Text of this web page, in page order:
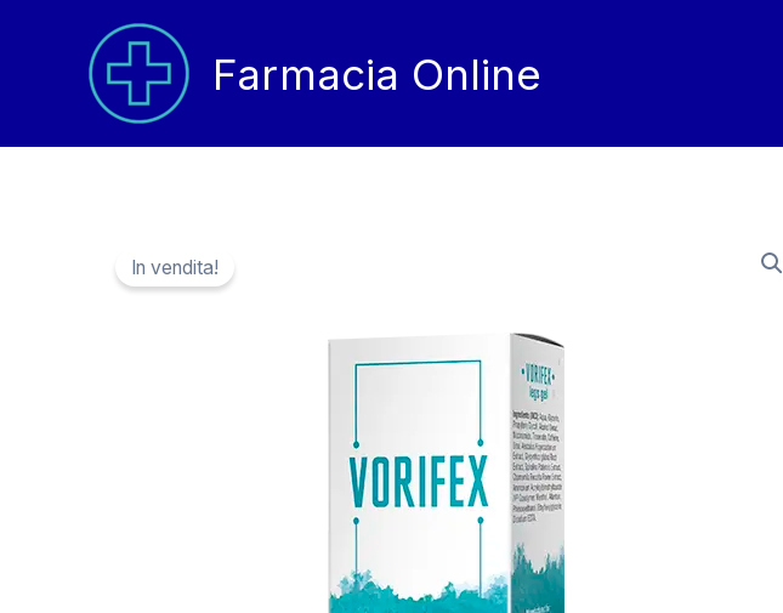
contenuto
Farmacia Online
In vendita!